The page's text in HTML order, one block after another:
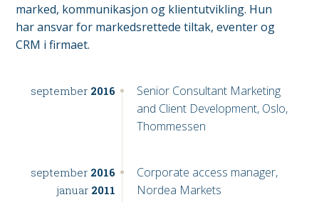
marked, kommunikasjon og klientutvikling. Hun
har ansvar for markedsrettede tiltak, eventer og
CRM i firmaet.
september 2016
Senior Consultant Marketing
and Client Development, Oslo,
Thommessen
september 2016
januar 2011
Corporate access manager,
Nordea Markets